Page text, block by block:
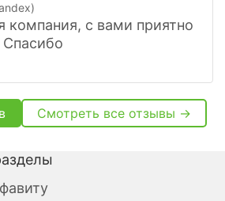
компания, с вами приятно
Спасибо
Смотреть все отзывы →